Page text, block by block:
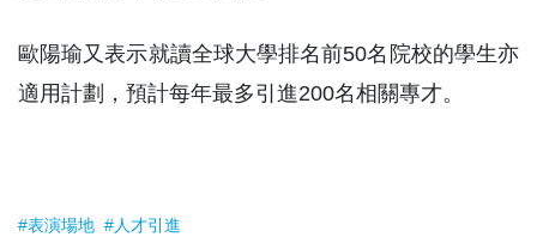
歐陽瑜又表示就讀全球大學排名前50名院校的學生亦
適用計劃，預計每年最多引進200名相關專才。
#表演場地 #人才引進